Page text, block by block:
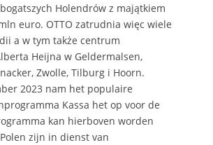
Holendrów z majątkiem
euro. OTTO zatrudnia więc wiele
a w tym także centrum
Heijna w Geldermalsen,
Zwolle, Tilburg i Hoorn.
2023 nam het populaire
Kassa het op voor de
kan hierboven worden
zijn in dienst van